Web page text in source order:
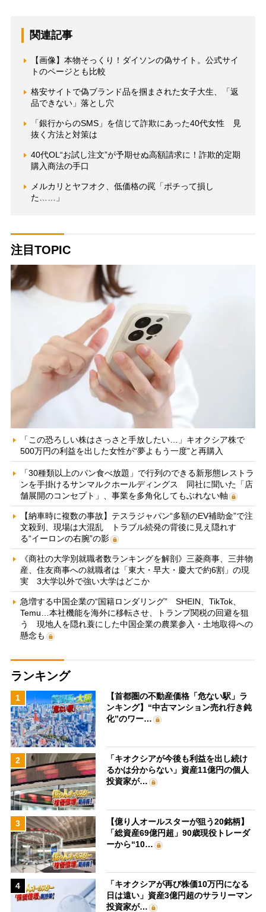
関連記事
【画像】本物そっくり！ダイソンの偽サイト。公式サイ
トのページとも比較
格安サイトで偽ブランド品を掴まされた女子大生、「返
品できない」落とし穴
「銀行からのSMS」を信じて詐欺にあった40代女性 見
抜く方法と対策は
40代OL“お試し注文”が予期せぬ高額請求に！詐欺的定期
購入商法の手口
メルカリとヤフオク、低価格の罠「ポチって損し
た……」
注目TOPIC
「この恐ろしい株はさっさと手放したい…」キオクシア株で
500万円の利益を出した女性が“夢よもう一度”と再購入
「30種類以上のパン食べ放題」で行列のできる新形態レストラ
ンを手掛けるサンマルクホールディングス 同社に聞いた「店
舗展開のコンセプト」、事業を多角化してもぶれない軸
【納車時に複数の事故】テスラジャパン“多額のEV補助金”で注
文殺到、現場は大混乱 トラブル続発の背後に見え隠れす
る“イーロンの右腕”の影
《商社の大学別就職者数ランキングを解剖》三菱商事、三井物
産、住友商事への就職者は「東大・早大・慶大で約6割」の現
実 3大学以外で強い大学はどこか
急増する中国企業の“国籍ロンダリング” SHEIN、TikTok、
Temu…本社機能を海外に移転させ、トランプ関税の回避を狙
う 現地人を隠れ蓑にした中国企業の農業参入・土地取得への
懸念も
ランキング
1
【首都圏の不動産価格「危ない駅」ラ
ンキング】“中古マンション売れ行き鈍
化”のワー…
2
「キオクシアが今後も利益を出し続け
るかは分からない」資産11億円の個人
投資家が…
3
【億り人オールスターが狙う20銘柄】
「総資産69億円超」90歳現役トレーダ
ーから“10…
4
「キオクシアが再び株価10万円になる
日は遠い」資産3億円超のサラリーマン
投資家が…